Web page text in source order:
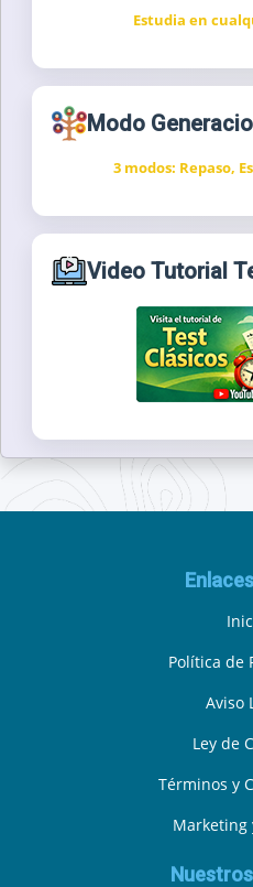
Estudia en
Modo
3 modos: Repaso,
Video Tutorial
Política de
Aviso
Ley de
Términos y
Marketing